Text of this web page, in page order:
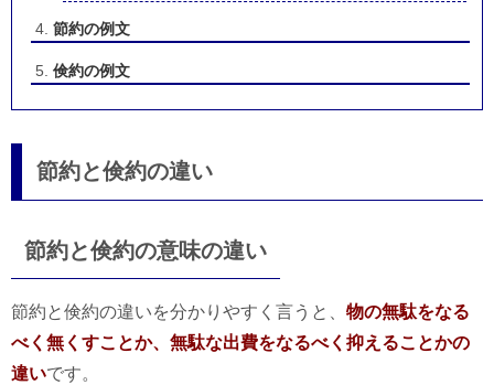
節約の例文
倹約の例文
節約と倹約の違い
節約と倹約の意味の違い
節約と倹約の違いを分かりやすく言うと、 物の無駄をなる
べく無くすことか、無駄な出費をなるべく抑えることかの
違いです。